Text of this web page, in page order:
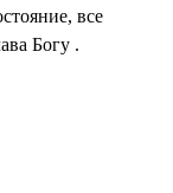
все
Богу .